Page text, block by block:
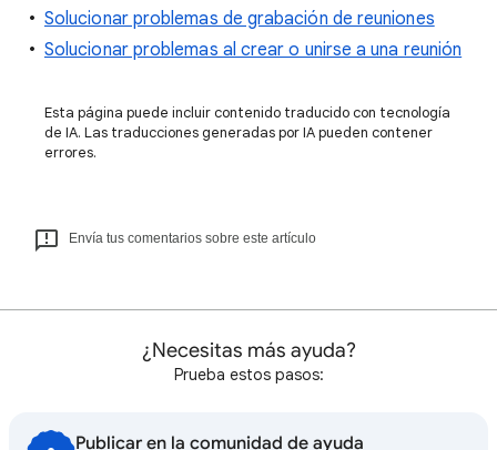
Solucionar problemas de grabación de reuniones
Solucionar problemas al crear o unirse a una reunión
Esta página puede incluir contenido traducido con tecnología
de IA. Las traducciones generadas por IA pueden contener
errores.
Envía tus comentarios sobre este artículo
¿Necesitas más ayuda?
Prueba estos pasos:
Publicar en la comunidad de ayuda